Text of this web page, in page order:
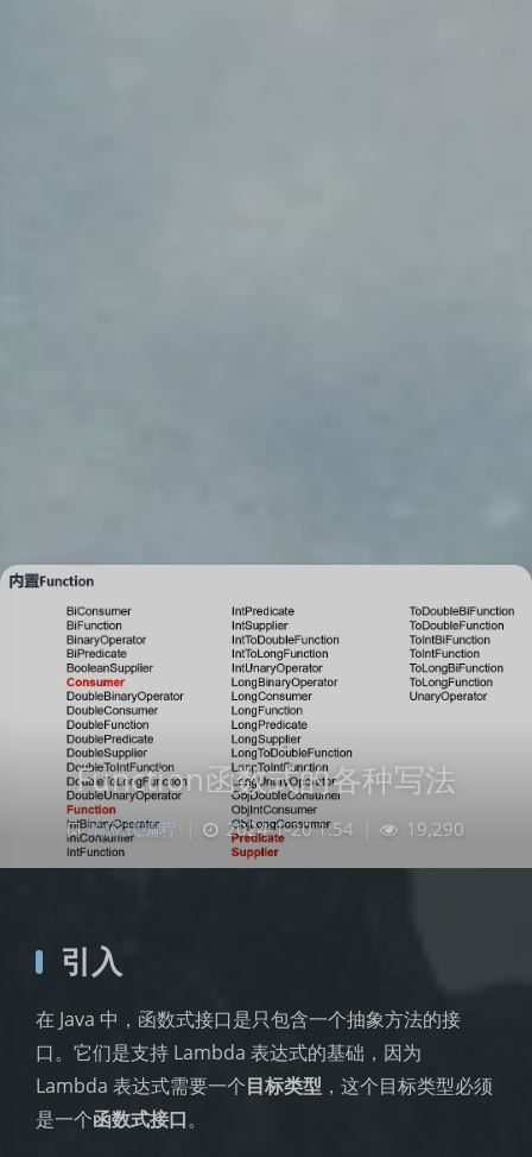
Function函数式的各种写法
响应式编程 2024-1-20 1:54 19,290
引入
在 Java 中，函数式接口是只包含一个抽象方法的接
口。它们是支持 Lambda 表达式的基础，因为
Lambda 表达式需要一个目标类型 ，这个目标类型必须
是一个函数式接口。